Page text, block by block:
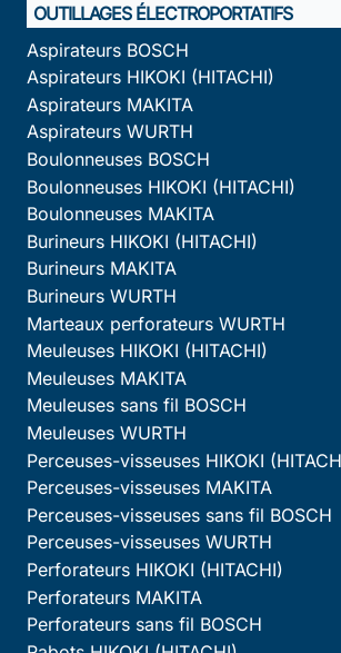
OUTILLAGES ÉLECTROPORTATIFS
Aspirateurs BOSCH
Aspirateurs HIKOKI (HITACHI)
Aspirateurs MAKITA
Aspirateurs WURTH
Boulonneuses BOSCH
Boulonneuses HIKOKI (HITACHI)
Boulonneuses MAKITA
Burineurs HIKOKI (HITACHI)
Burineurs MAKITA
Burineurs WURTH
Marteaux perforateurs WURTH
Meuleuses HIKOKI (HITACHI)
Meuleuses MAKITA
Meuleuses sans fil BOSCH
Meuleuses WURTH
Perceuses-visseuses HIKOKI
Perceuses-visseuses MAKITA
Perceuses-visseuses sans fil BOSCH
Perceuses-visseuses WURTH
Perforateurs HIKOKI (HITACHI)
Perforateurs MAKITA
Perforateurs sans fil BOSCH